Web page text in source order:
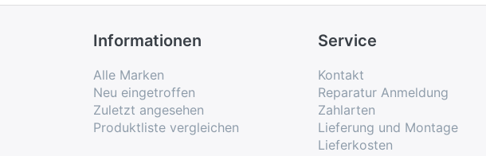
Informationen
Alle Marken
Neu eingetroffen
Zuletzt angesehen
Produktliste vergleichen
Service
Kontakt
Reparatur Anmeldung
Zahlarten
Lieferung und Montage
Lieferkosten